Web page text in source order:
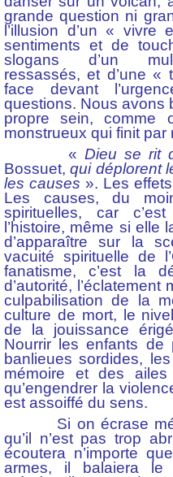
grande question ni
l’illusion d’un « vivre
sentiments et de
slogans d’un
ressassés, et d’une
face devant
questions. Nous avons
propre sein, comme
monstrueux qui finit par
«Dieu se rit
Bossuet,qui déplorent
les causes ». Les
Les causes, du
spirituelles, car
l’histoire, même si elle
d’apparaître sur la
vacuité spirituelle de
fanatisme, c’est la
d’autorité,
culpabilisation de la
culture de mort, le
de la jouissance
Nourrir les enfants
banlieues sordides,
mémoire et des
qu’engendrer la
est assoiffé du sens.
Si on écrase
qu’il n’est pas trop
écoutera n’importe
armes, il balaiera le